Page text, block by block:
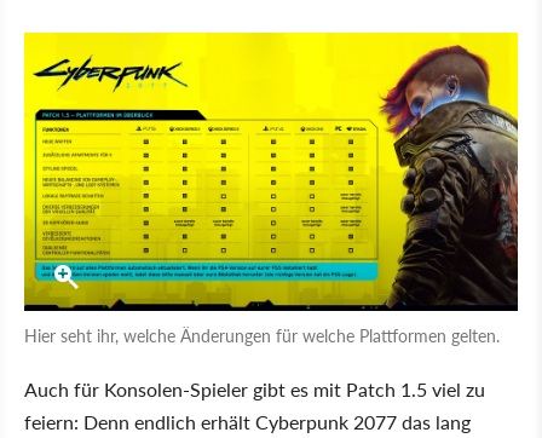
Hier seht ihr, welche Änderungen für welche Plattformen gelten.
Auch für Konsolen-Spieler gibt es mit Patch 1.5 viel zu
feiern: Denn endlich erhält Cyberpunk 2077 das lang